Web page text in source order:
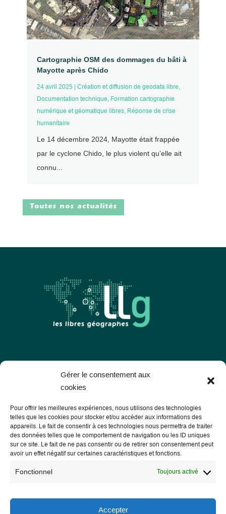
Gérer le consentement aux
cookies
Pour offrir les meilleures expériences, nous utilisons des technologies
telles que les cookies pour stocker et/ou accéder aux informations des
appareils. Le fait de consentir à ces technologies nous permettra de traiter
des données telles que le comportement de navigation ou les ID uniques
sur ce site. Le fait de ne pas consentir ou de retirer son consentement peut
avoir un effet négatif sur certaines caractéristiques et fonctions.
Fonctionnel Toujours activé
Accepter
Cartographie OSM des dommages du bâti à
Mayotte après Chido
24 avril 2025 Création et diffusion de geodata libre,
Documentation technique, Formation cartographie
numérique et géomatique libres, Réponse de crise
humanitaire
Le 14 décembre 2024, Mayotte était frappée
par le cyclone Chido, le plus violent qu’elle ait
connu...
Toutes nos actualités
Les Libres Géographes
56000 Vannes
— Nous contacter